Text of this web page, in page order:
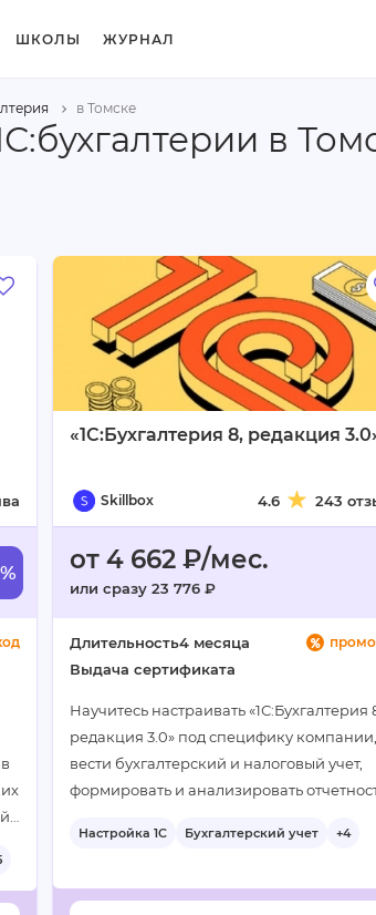
ШКОЛЫ ЖУРНАЛ
в Томске
в
«1С:Бухгалтерия 8, редакция
Skillbox 4.6 243
от 4 662 ₽/мес.
или сразу 23 776 ₽
Длительность4 месяца
Выдача сертификата
Научитесь настраивать «1С:Бухгалтерия
редакция 3.0» под специфику компании,
вести бухгалтерский и налоговый учет,
формировать и анализировать
высокую зарплату…
Настройка 1С Бухгалтерский учет +4